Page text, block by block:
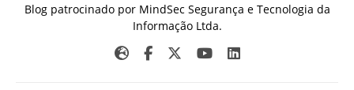
Blog patrocinado por MindSec Segurança e Tecnologia da
Informação Ltda.